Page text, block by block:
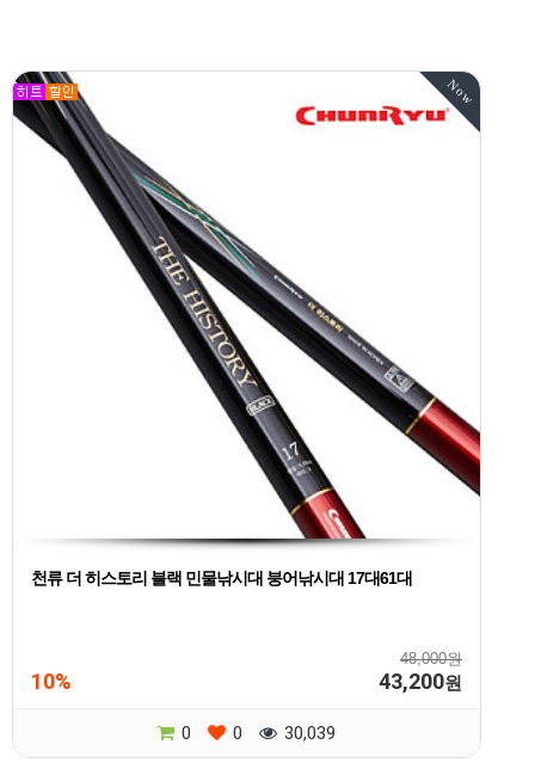
Now
천류 더 히스토리 블랙 민물낚시대 붕어낚시대 17대61대
48,000원
10% 43,200원
0 0 30,039